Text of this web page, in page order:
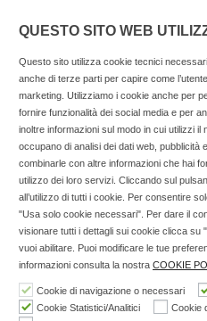
Copyright © 2025
professionisti della
Socialfarma.it è un
Francesco, 19 - 73041
3276346536 Cell: 3297281965
302152 Iscritta al n° 1 del
di Lecce il
Nell'anno 2018 sono stati
QUESTO SITO WEB
Questo sito utilizza cookie tecnici
anche di terze parti per capire come
marketing. Utilizziamo i cookie anche per
fornire funzionalità dei social media e per
inoltre informazioni sul modo in cui utilizzi
occupano di analisi dei dati web, pubblicità
combinarle con altre informazioni che hai
utilizzo dei loro servizi. Cliccando sul
all’utilizzo di tutti i cookie. Per consentire
"Usa solo cookie necessari". Per dare il
visionare tutti i dettagli sui cookie clicca su
vuoi abilitare. Puoi modificare le tue
informazioni consulta la nostra COOKIE
Cookie di navigazione o necessari
Cookie Statistici/Analitici
Cookie